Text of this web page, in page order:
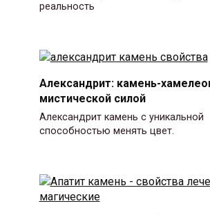
реальность
Александрит: камень-
мистической силой
Александрит камень с уникальной
способностью менять цвет.